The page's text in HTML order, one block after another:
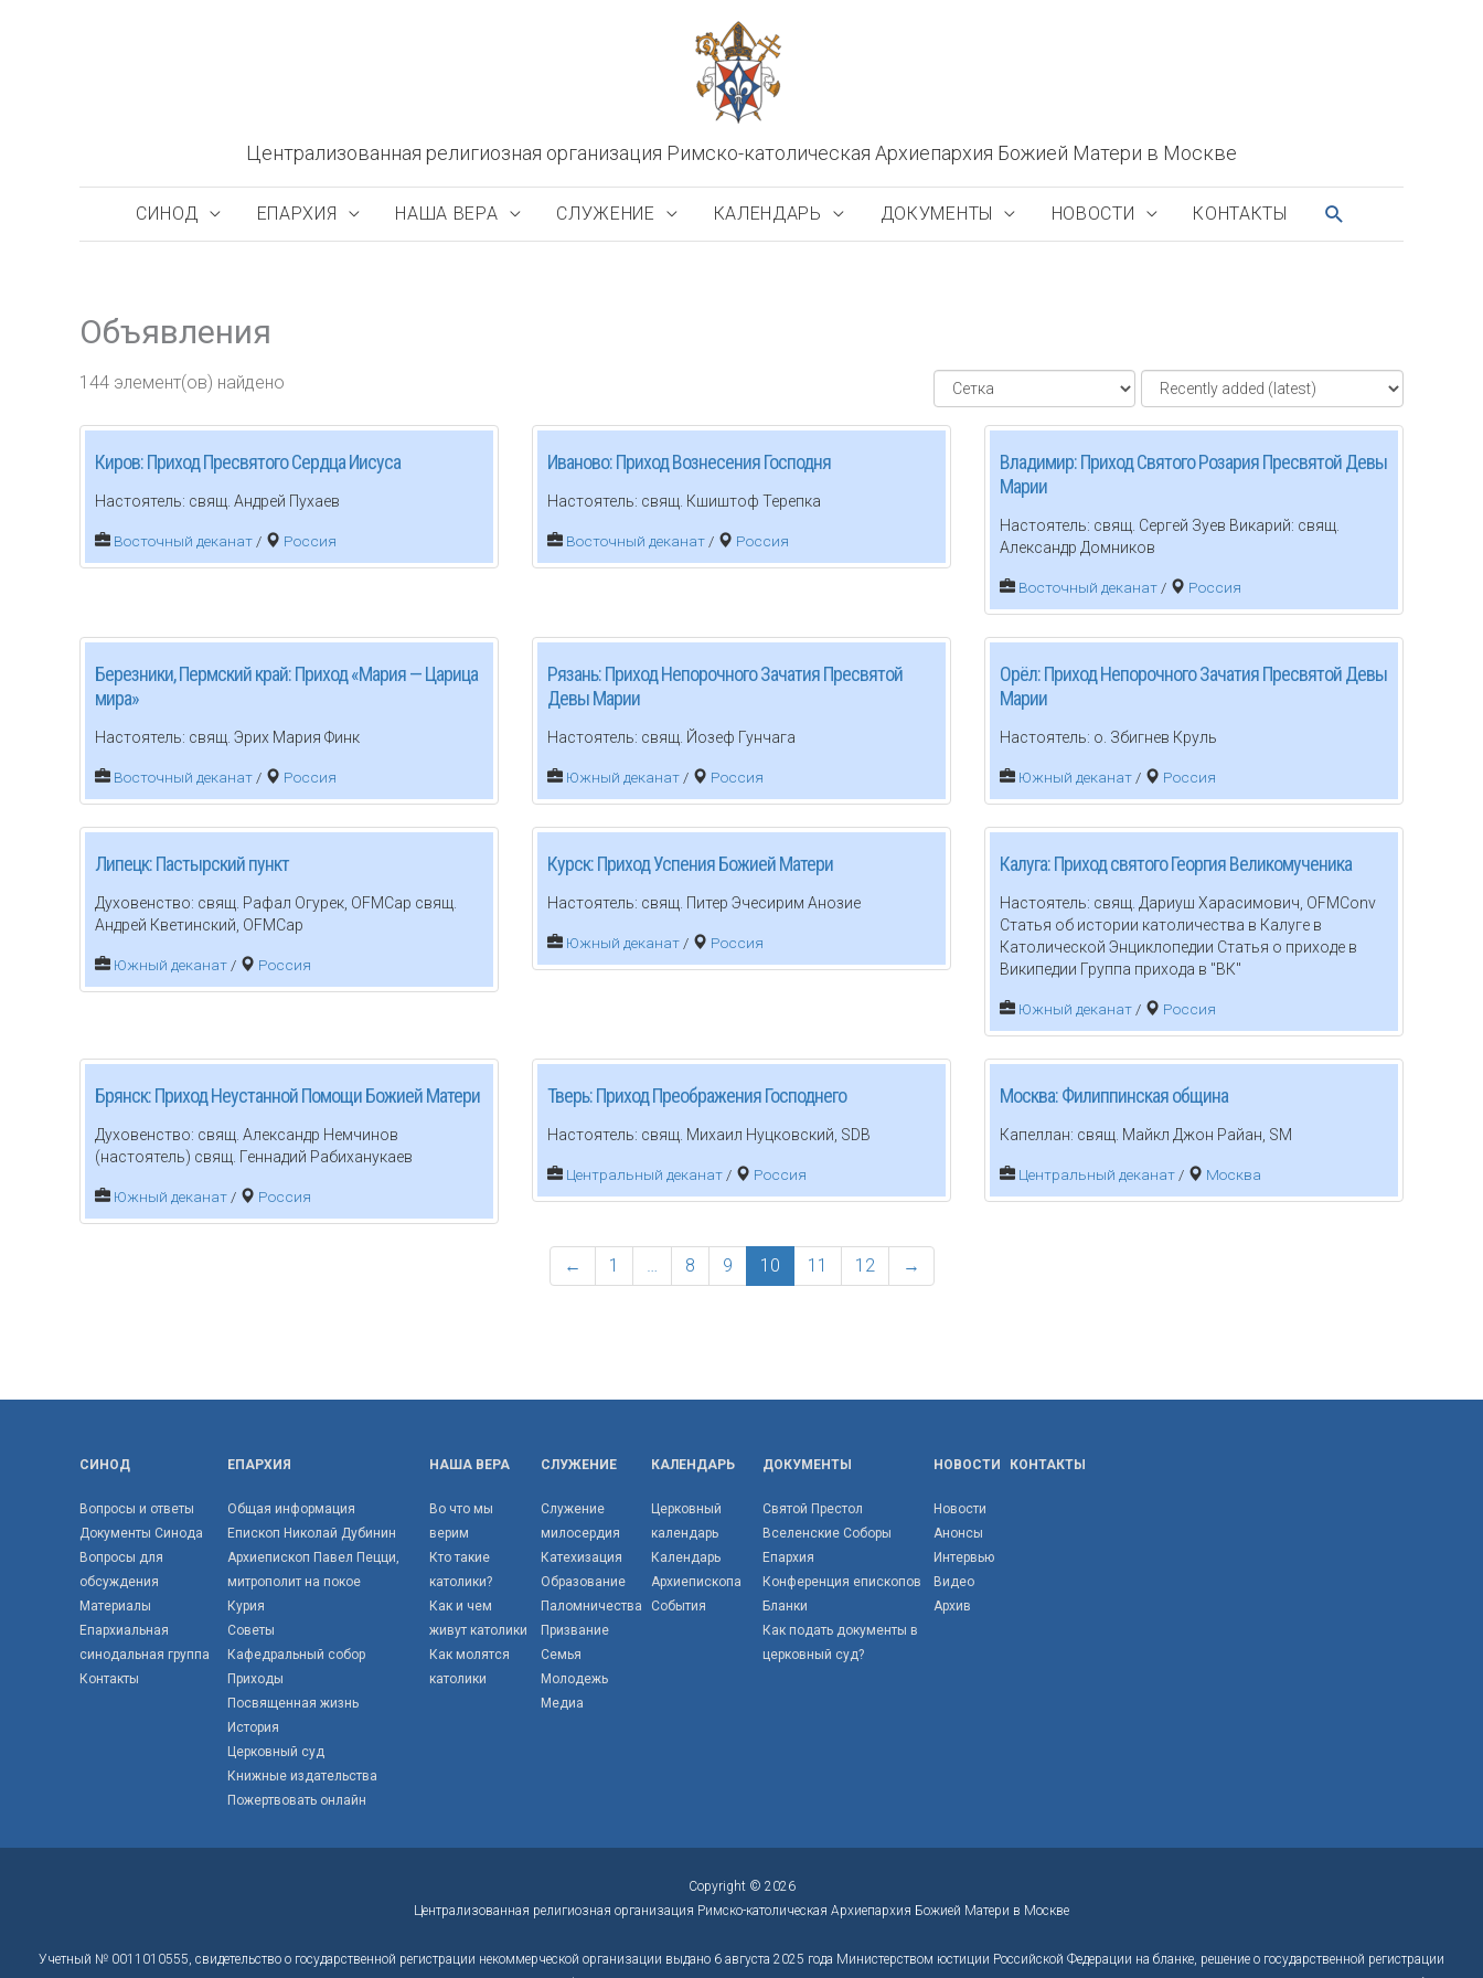
Централизованная религиозная организация Римско-католическая Архиепархия Божией Матери в Москве
СИНОД ЕПАРХИЯ НАША ВЕРА СЛУЖЕНИЕ КАЛЕНДАРЬ ДОКУМЕНТЫ НОВОСТИ КОНТАКТЫ ПОИСК
Объявления
144 элемент(ов) найдено
Киров: Приход Пресвятого Сердца Иисуса
Настоятель: свящ. Андрей Пухаев
Восточный деканат / Россия
Иваново: Приход Вознесения Господня
Настоятель: свящ. Кшиштоф Терепка
Восточный деканат / Россия
Владимир: Приход Святого Розария Пресвятой Девы
Марии
Настоятель: свящ. Сергей Зуев Викарий: свящ.
Александр Домников
Восточный деканат / Россия
Березники, Пермский край: Приход «Мария — Царица
мира»
Настоятель: свящ. Эрих Мария Финк
Восточный деканат / Россия
Рязань: Приход Непорочного Зачатия Пресвятой
Девы Марии
Настоятель: свящ. Йозеф Гунчага
Южный деканат / Россия
Орёл: Приход Непорочного Зачатия Пресвятой Девы
Марии
Настоятель: о. Збигнев Круль
Южный деканат / Россия
Липецк: Пастырский пункт
Духовенство: свящ. Рафал Огурек, OFMCap свящ.
Андрей Кветинский, OFMCap
Южный деканат / Россия
Курск: Приход Успения Божией Матери
Настоятель: свящ. Питер Эчесирим Анозие
Южный деканат / Россия
Калуга: Приход святого Георгия Великомученика
Настоятель: свящ. Дариуш Харасимович, OFMConv
Статья об истории католичества в Калуге в
Католической Энциклопедии Статья о приходе в
Википедии Группа прихода в "ВК"
Южный деканат / Россия
Брянск: Приход Неустанной Помощи Божией Матери
Духовенство: свящ. Александр Немчинов
(настоятель) свящ. Геннадий Рабиханукаев
Южный деканат / Россия
Тверь: Приход Преображения Господнего
Настоятель: свящ. Михаил Нуцковский, SDB
Центральный деканат / Россия
Москва: Филиппинская община
Капеллан: свящ. Майкл Джон Райан, SM
Центральный деканат / Москва
← 1 … 8 9 10 11 12 →
СИНОД
Вопросы и ответы
Документы Синода
Вопросы для
обсуждения
Материалы
Епархиальная
синодальная группа
Контакты
ЕПАРХИЯ
Общая информация
Епископ Николай Дубинин
Архиепископ Павел Пецци,
митрополит на покое
Курия
Советы
Кафедральный собор
Приходы
Посвященная жизнь
История
Церковный суд
Книжные издательства
Пожертвовать онлайн
НАША ВЕРА
Во что мы
верим
Кто такие
католики?
Как и чем
живут католики
Как молятся
католики
СЛУЖЕНИЕ
Служение
милосердия
Катехизация
Образование
Паломничества
Призвание
Семья
Молодежь
Медиа
КАЛЕНДАРЬ
Церковный
календарь
Календарь
Архиепископа
События
ДОКУМЕНТЫ
Святой Престол
Вселенские Соборы
Епархия
Конференция епископов
Бланки
Как подать документы в
церковный суд?
НОВОСТИ
Новости
Анонсы
Интервью
Видео
Архив
КОНТАКТЫ
Copyright © 2026
Централизованная религиозная организация Римско-католическая Архиепархия Божией Матери в Москве
Учетный № 0011010555, свидетельство о государственной регистрации некоммерческой организации выдано 6 августа 2025 года Министерством юстиции Российской Федерации на бланке, решение о государственной регистрации